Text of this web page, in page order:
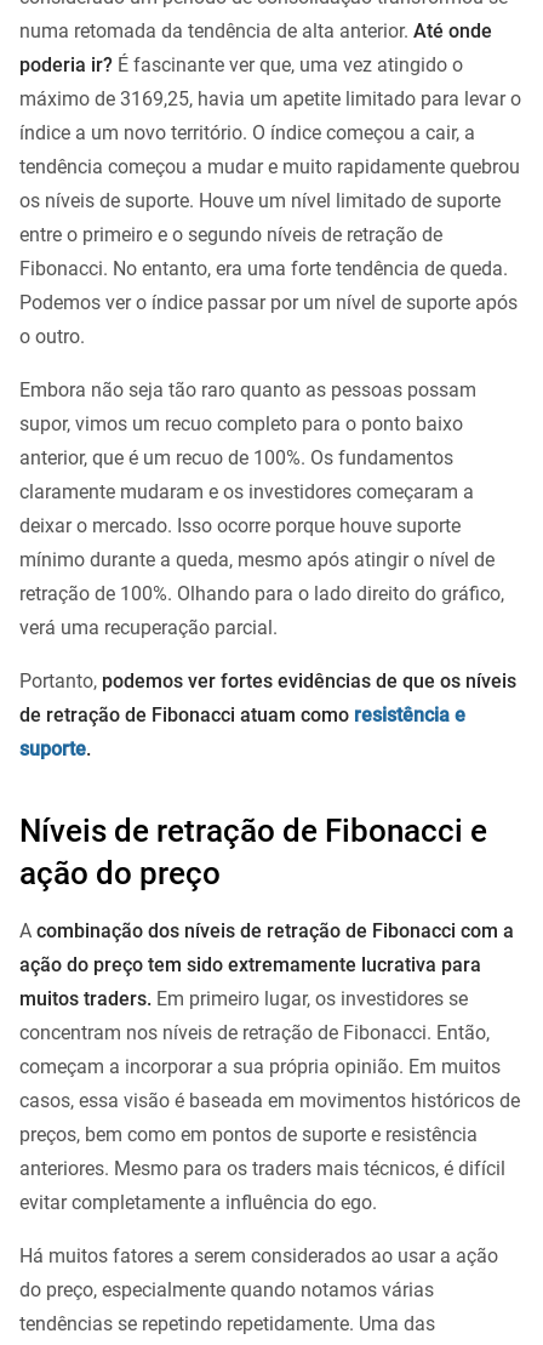
numa retomada da tendência de alta anterior. Até onde
poderia ir? É fascinante ver que, uma vez atingido o
máximo de 3169,25, havia um apetite limitado para levar o
índice a um novo território. O índice começou a cair, a
tendência começou a mudar e muito rapidamente quebrou
os níveis de suporte. Houve um nível limitado de suporte
entre o primeiro e o segundo níveis de retração de
Fibonacci. No entanto, era uma forte tendência de queda.
Podemos ver o índice passar por um nível de suporte após
o outro.
Embora não seja tão raro quanto as pessoas possam
supor, vimos um recuo completo para o ponto baixo
anterior, que é um recuo de 100%. Os fundamentos
claramente mudaram e os investidores começaram a
deixar o mercado. Isso ocorre porque houve suporte
mínimo durante a queda, mesmo após atingir o nível de
retração de 100%. Olhando para o lado direito do gráfico,
verá uma recuperação parcial.
Portanto, podemos ver fortes evidências de que os níveis
de retração de Fibonacci atuam como resistência e
suporte.
Níveis de retração de Fibonacci e
ação do preço
A combinação dos níveis de retração de Fibonacci com a
ação do preço tem sido extremamente lucrativa para
muitos traders. Em primeiro lugar, os investidores se
concentram nos níveis de retração de Fibonacci. Então,
começam a incorporar a sua própria opinião. Em muitos
casos, essa visão é baseada em movimentos históricos de
preços, bem como em pontos de suporte e resistência
anteriores. Mesmo para os traders mais técnicos, é difícil
evitar completamente a influência do ego.
Há muitos fatores a serem considerados ao usar a ação
do preço, especialmente quando notamos várias
tendências se repetindo repetidamente. Uma das